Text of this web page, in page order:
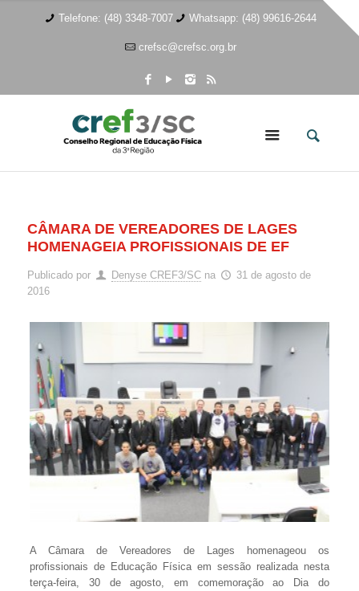
Telefone: (48) 3348-7007 Whatsapp: (48) 99616-2644
crefsc@crefsc.org.br
CÂMARA DE VEREADORES DE LAGES
HOMENAGEIA PROFISSIONAIS DE EF
Publicado por Denyse CREF3/SC na
31 de agosto de
2016
A Câmara de Vereadores de Lages homenageou os
profissionais de Educação Física em sessão realizada nesta
terça-feira, 30 de agosto, em comemoração ao Dia do